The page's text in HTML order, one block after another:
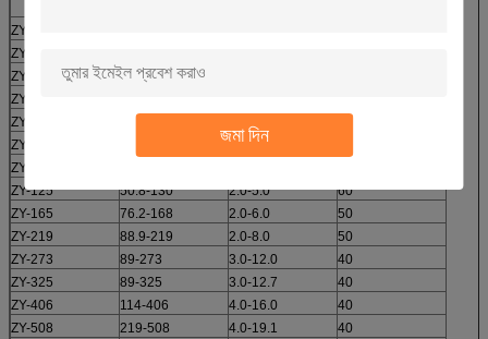
জমা দিন
ZY-20
ZY-32
ZY-45
16-50.8
ZY-50
ZY -60
25.4-76.2 1.0-3.2
ZY-76
1.2-3.75
ZY-89
ZY-125
50.8-130 2.0-5.0
60
ZY-165
76.2-168 2.0-6.0
50
ZY-219
88.9-219 2.0-8.0
50
ZY-273
89-273 3.0-12.0
40
ZY-325
89-325 3.0-12.7
40
ZY-406
114-406 4.0-16.0
40
ZY-508
219-508 4.0-19.1
40